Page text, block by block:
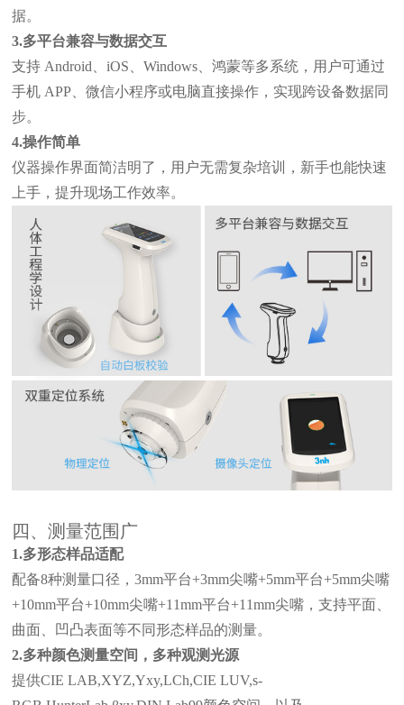
据。
3.多平台兼容与数据交互
支持 Android、iOS、Windows、鸿蒙等多系统，用户可通过
手机 APP、微信小程序或电脑直接操作，实现跨设备数据同
步。
4.操作简单
仪器操作界面简洁明了，用户无需复杂培训，新手也能快速
上手，提升现场工作效率。
四、测量范围广
1.多形态样品适配
配备8种测量口径，3mm平台+3mm尖嘴+5mm平台+5mm尖嘴
+10mm平台+10mm尖嘴+11mm平台+11mm尖嘴，支持平面、
曲面、凹凸表面等不同形态样品的测量。
2.多种颜色测量空间，多种观测光源
提供CIE LAB,XYZ,Yxy,LCh,CIE LUV,s-